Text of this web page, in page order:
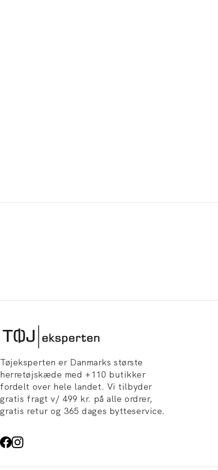
Tøjeksperten er Danmarks største
herretøjskæde med +110 butikker
fordelt over hele landet. Vi tilbyder
gratis fragt v/ 499 kr. på alle ordrer,
gratis retur og 365 dages bytteservice.